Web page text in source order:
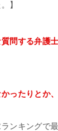
】
問する弁護
ったりとか
ンキングで